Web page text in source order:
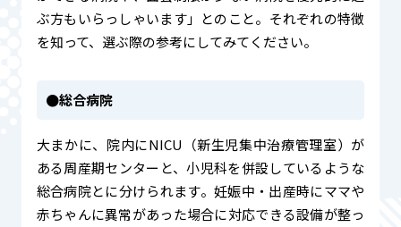
ぶ方もいらっしゃいます」とのこと。それぞれの特徴
を知って、選ぶ際の参考にしてみてください。
●総合病院
大まかに、院内にNICU（新生児集中治療管理室）が
ある周産期センターと、小児科を併設しているような
総合病院とに分けられます。妊娠中・出産時にママや
赤ちゃんに異常があった場合に対応できる設備が整っ